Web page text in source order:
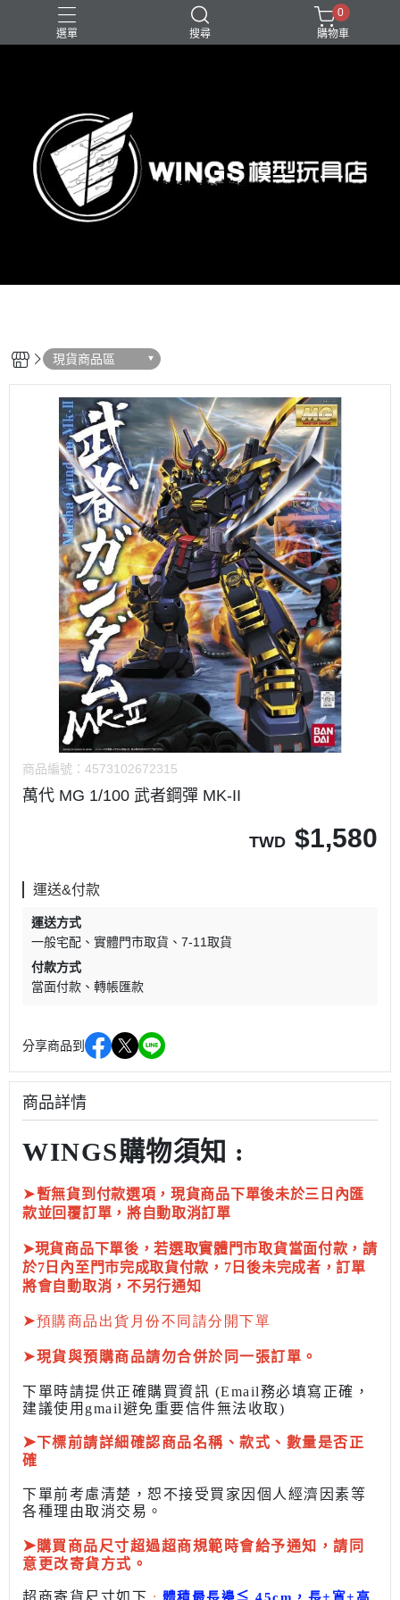
選單 搜尋
0
購物車
現貨商品區
商品編號： 4573102672315
萬代 MG 1/100 武者鋼彈 MK-II
TWD $1,580
運送&付款
運送方式
一般宅配
實體門市取貨
7-11取貨
付款方式
當面付款
轉帳匯款
分享商品到
商品詳情
WINGS購物須知 :
➤暫無貨到付款選項，現貨商品下單後未於三日內匯
款並回覆訂單，將自動取消訂單
➤現貨商品下單後，若選取實體門市取貨當面付款，請
於7日內至門市完成取貨付款，7日後未完成者，訂單
將會自動取消，不另行通知
➤預購商品出貨月份不同請分開下單
➤現貨與預購商品請勿合併於同一張訂單。
下單時請提供正確購買資訊 (Email務必填寫正確，
建議使用gmail避免重要信件無法收取)
➤下標前請詳細確認商品名稱、款式、數量是否正
確
下單前考慮清楚，恕不接受買家因個人經濟因素等
各種理由取消交易。
➤購買商品尺寸超過超商規範時會給予通知，請同
意更改寄貨方式。